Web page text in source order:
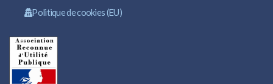
Politique de cookies (EU)